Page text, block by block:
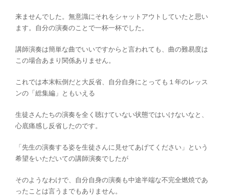
来ませんでした。無意識にそれをシャットアウトしていたと思い
ます。自分の演奏のことで一杯一杯でした。
講師演奏は簡単な曲でいいですからと言われても、曲の難易度は
この場合あまり関係ありません。
これでは本末転倒だと大反省、自分自身にとっても１年のレッス
ンの「総集編」ともいえる
生徒さんたちの演奏を全く聴けていない状態ではいけないなと、
心底痛感し反省したのです。
「先生の演奏する姿を生徒さんに見せてあげてください」という
希望をいただいての講師演奏でしたが
そのようなわけで、自分自身の演奏も中途半端な不完全燃焼であ
ったことは言うまでもありません。